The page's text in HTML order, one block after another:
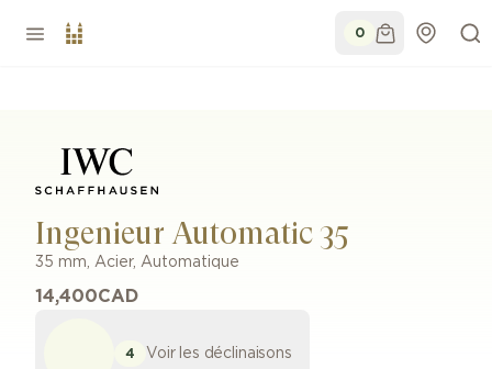
0
Ingenieur Automatic 35
35 mm, Acier, Automatique
14,400CAD
4 Voir les déclinaisons